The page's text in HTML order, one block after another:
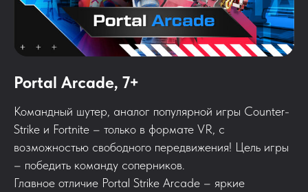
Portal Arcade, 7+
Командный шутер, аналог популярной игры Counter-
Strike и Fortnite – только в формате VR, с
возможностью свободного передвижения! Цель игры
– победить команду соперников.
Главное отличие Portal Strike Arcade – яркие